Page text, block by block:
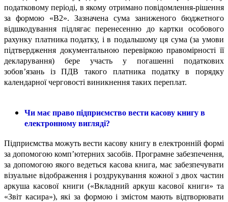
податковому періоді, в якому отримано повідомлення-рішення
за формою «В2». Зазначена сума заниженого бюджетного
відшкодування підлягає перенесенню до картки особового
рахунку платника податку, і в подальшому ця сума (за умови
підтвердження документальною перевіркою правомірності її
декларування) бере участь у погашенні податкових
зобов’язань із ПДВ такого платника податку в порядку
календарної черговості виникнення таких переплат.
Чи має право підприємство вести касову книгу в
електронному вигляді?
Підприємства можуть вести касову книгу в електронній формі
за допомогою комп’ютерних засобів. Програмне забезпечення,
за допомогою якого ведеться касова книга, має забезпечувати
візуальне відображення і роздрукування кожної з двох частин
аркуша касової книги («Вкладний аркуш касової книги» та
«Звіт касира»), які за формою і змістом мають відтворювати